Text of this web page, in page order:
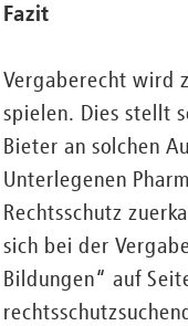
Fazit
Vergaberecht wird
spielen. Dies stellt
Bieter an solchen
Unterlegenen
Rechtsschutz
sich bei der
Bildungen“ auf